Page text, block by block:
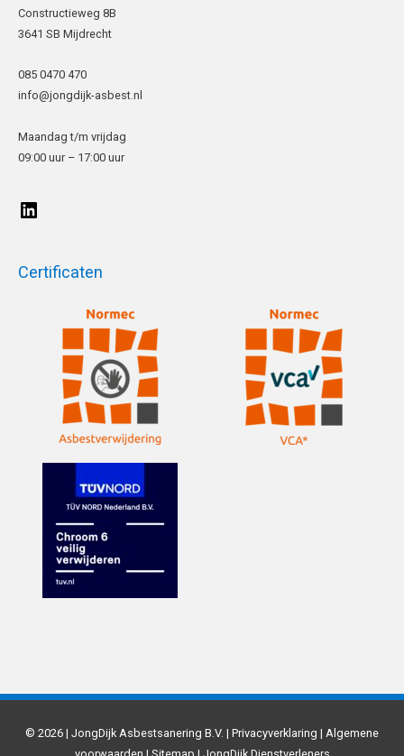
Constructieweg 8B
3641 SB Mijdrecht
085 0470 470
info@jongdijk-asbest.nl
Maandag t/m vrijdag
09:00 uur – 17:00 uur
Certificaten
© 2026 | JongDijk Asbestsanering B.V. | Privacyverklaring | Algemene